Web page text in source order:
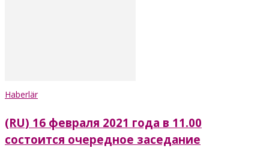
Haberlär
(RU) 16 февраля 2021 года в 11.00
состоится очередное заседание